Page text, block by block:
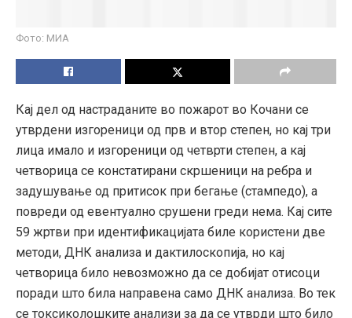
Фото: МИА
Кај дел од настраданите во пожарот во Кочани се
утврдени изгореници од прв и втор степен, но кај три
лица имало и изгореници од четврти степен, а кај
четворица се констатирани скршеници на ребра и
задушување од притисок при бегање (стампедо), а
повреди од евентуално срушени греди нема. Кај сите
59 жртви при идентификацијата биле користени две
методи, ДНК анализа и дактилоскопија, но кај
четворица било невозможно да се добијат отисоци
поради што била направена само ДНК анализа. Во тек
се токсиколошките анализи за да се утврди што било